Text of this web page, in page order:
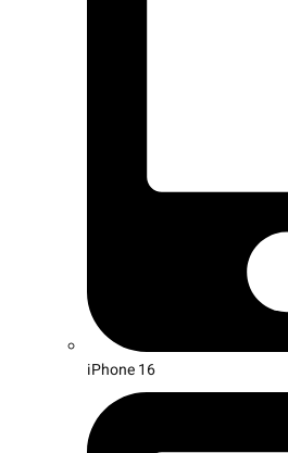
iPhone 16